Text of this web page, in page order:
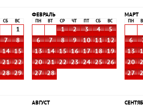
СБ ВС
1
7
8
14
15
21
22
28
29
ФЕВРАЛЬ
ПН ВТ СР ЧТ СБ ВС
1 2 3 4
5
6
7 8 9 10 11
12
13
14 15 16 17 18
19
20
21 22 23 24 25
26
27
28
МАРТ
ПН
6
13
20
27
АВГУСТ